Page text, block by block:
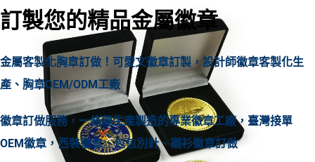
訂製您的精品金屬徽章
金屬客製化胸章訂做！可愛文徽章訂製，設計師徽章客製化生
產、胸章OEM/ODM工廠
徽章訂做服務，一條龍生產製造的專業徽章工廠，臺灣接單
OEM徽章，西裝徽章、包包別針、襯衫徽章訂做